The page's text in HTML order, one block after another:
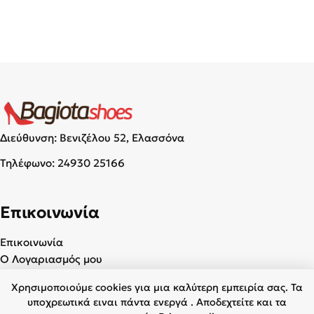
Διεύθυνση: Βενιζέλου 52, Ελασσόνα
Τηλέφωνο: 24930 25166
Επικοινωνία
Επικοινωνία
Ο Λογαριασμός μου
Χρήσιμα
Χρησιμοποιούμε cookies για μια καλύτερη εμπειρία σας. Τα
υποχρεωτικά ειναι πάντα ενεργά . Αποδεχτείτε και τα